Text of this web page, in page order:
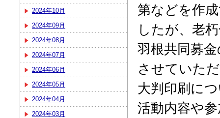
2024年10月
2024年09月
2024年08月
2024年07月
2024年06月
2024年05月
2024年04月
2024年03月
第などを作
したが、老
羽根共同募
させていた
大判印刷に
活動内容や